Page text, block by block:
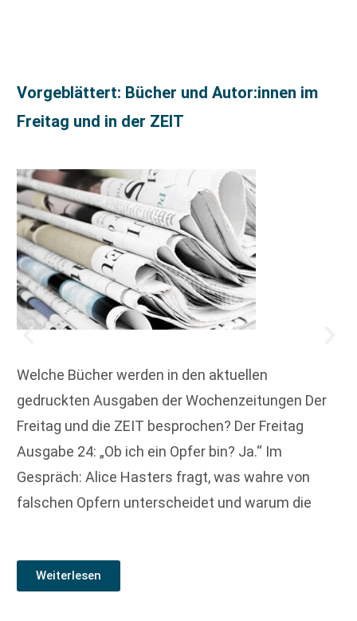
Vorgeblättert: Bücher und Autor:innen im
Freitag und in der ZEIT
Welche Bücher werden in den aktuellen
gedruckten Ausgaben der Wochenzeitungen Der
Freitag und die ZEIT besprochen? Der Freitag
Ausgabe 24: „Ob ich ein Opfer bin? Ja.“ Im
Gespräch: Alice Hasters fragt, was wahre von
falschen Opfern unterscheidet und warum die
Weiterlesen